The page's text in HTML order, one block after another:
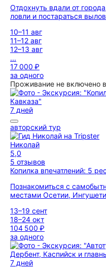
Отдохнуть вдали от
ловли и постараться
10–11 авг
11–12 авг
12–13 авг
...
17 000 ₽
за одного
Проживание не включено
7 дней
авторский тур
Николай
5,0
5 отзывов
Копилка впечатлений: 5
Познакомиться с
местами Осетии,
13–19 сент
18–24 окт
104 500 ₽
за одного
7 дней